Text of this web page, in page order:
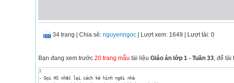
34 trang Chia sẻ: nguyenngoc | Lượt xem: 1649 | Lượt tải: 0
Bạn đang xem trước 20 trang mẫu tài liệu Giáo án lớp 1 - Tuần 33, để tải
)
- Gọi HS nhắc lại cách kẻ hình ngôi nhà